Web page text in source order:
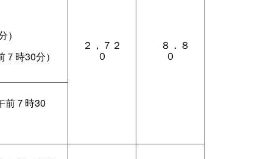
）
時30分）
２，７２
０
８．８
０
前７時30